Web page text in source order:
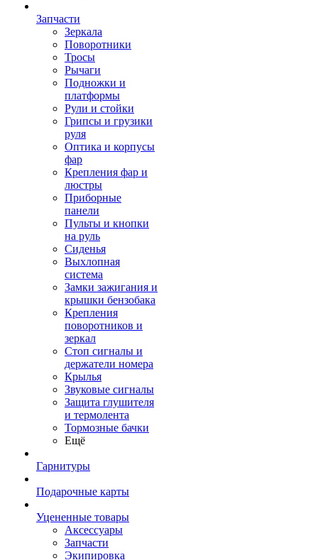
Запчасти
Зеркала
Поворотники
Тросы
Рычаги
Подножки и
платформы
Рули и стойки
Грипсы и грузики
руля
Оптика и корпусы
фар
Крепления фар и
люстры
Приборные
панели
Пульты и кнопки
на руль
Сиденья
Выхлопная
система
Замки зажигания и
крышки бензобака
Крепления
поворотников и
зеркал
Стоп сигналы и
держатели номера
Крылья
Звуковые сигналы
Защита глушителя
и термолента
Тормозные бачки
Ещё
Гарнитуры
Подарочные карты
Уцененные товары
Аксессуары
Запчасти
Экипировка